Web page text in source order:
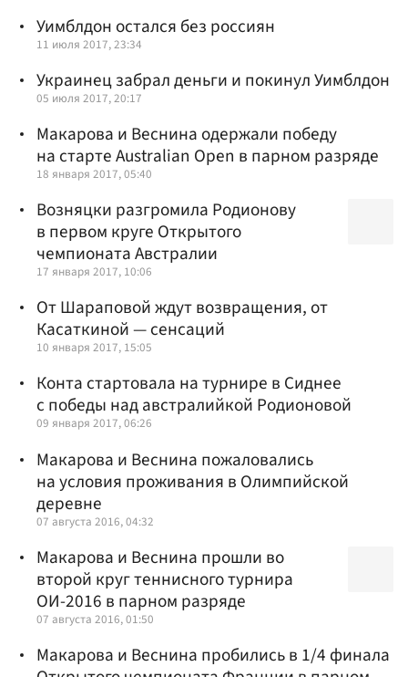
Уимблдон остался без россиян
11 июля 2017, 23:34
Украинец забрал деньги и покинул Уимблдон
05 июля 2017, 20:17
Макарова и Веснина одержали победу
на старте Australian Open в парном разряде
18 января 2017, 05:40
Возняцки разгромила Родионову
в первом круге Открытого
чемпионата Австралии
17 января 2017, 10:06
От Шараповой ждут возвращения, от
Касаткиной — сенсаций
10 января 2017, 15:05
Конта стартовала на турнире в Сиднее
с победы над австралийкой Родионовой
09 января 2017, 06:26
Макарова и Веснина пожаловались
на условия проживания в Олимпийской
деревне
07 августа 2016, 04:32
Макарова и Веснина прошли во
второй круг теннисного турнира
ОИ-2016 в парном разряде
07 августа 2016, 01:50
Макарова и Веснина пробились в 1/4 финала